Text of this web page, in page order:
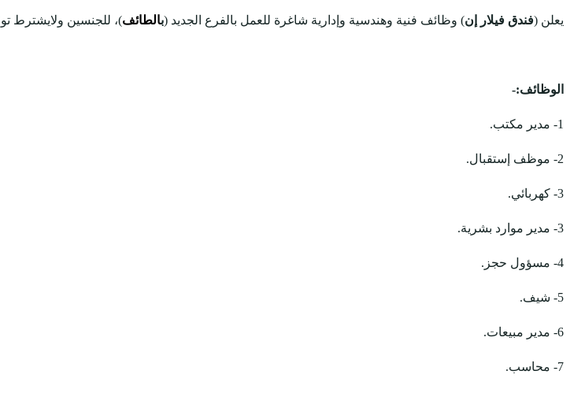
يعلن (فندق فيلار إن) وظائف فنية وهندسية وإدارية شاغرة للعمل بالفرع الجديد (بالطائف)، للجنسين ولايشترط
الوظائف:-
1- مدير مكتب.
2- موظف إستقبال.
3- كهربائي.
3- مدير موارد بشرية.
4- مسؤول حجز.
5- شيف.
6- مدير مبيعات.
7- محاسب.